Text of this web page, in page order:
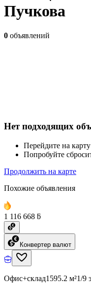
Пучкова
0 объявлений
Нет подходящих
Перейдите на
Попробуйте
Продолжить на карте
Похожие объявления
1 116 668 ƃ
Конвертер валют
Офис+склад1595.2 м²1/9